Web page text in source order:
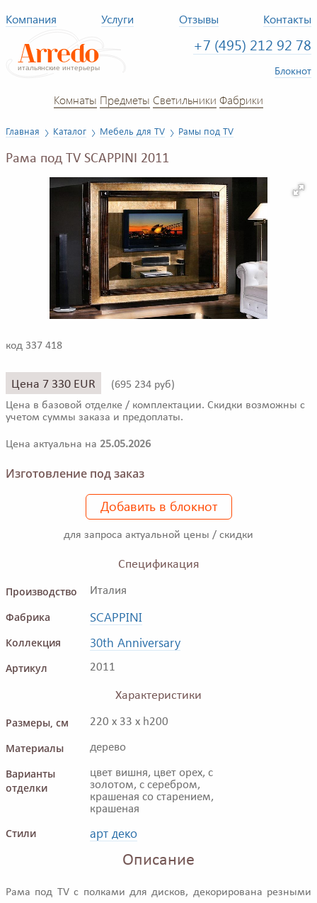
Компания Услуги Отзывы Контакты
+7 (495) 212 92 78
Блокнот
Комнаты Предметы Светильники Фабрики
Главная Каталог Мебель для TV Рамы под TV
Рама под TV SCAPPINI 2011
код 337 418
Цена 7 330 EUR (695 234 руб)
Цена в базовой отделке / комплектации. Скидки возможны с
учетом суммы заказа и предоплаты.
Цена актуальна на 25.05.2026
Изготовление под заказ
Добавить в блокнот
для запроса актуальной цены / скидки
Спецификация
Производство
Италия
Фабрика SCAPPINI
Коллекция 30th Anniversary
Артикул 2011
Характеристики
Размеры, см
220 x 33 x h200
Материалы дерево
Варианты
отделки
цвет вишня, цвет орех, с
золотом, с серебром,
крашеная со старением,
крашеная
Стили арт деко
Описание
Рама под TV с полками для дисков, декорирована резными